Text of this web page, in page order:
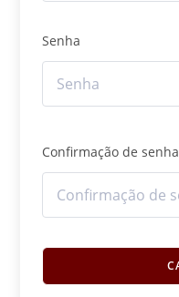
Senha
Confirmação de senha